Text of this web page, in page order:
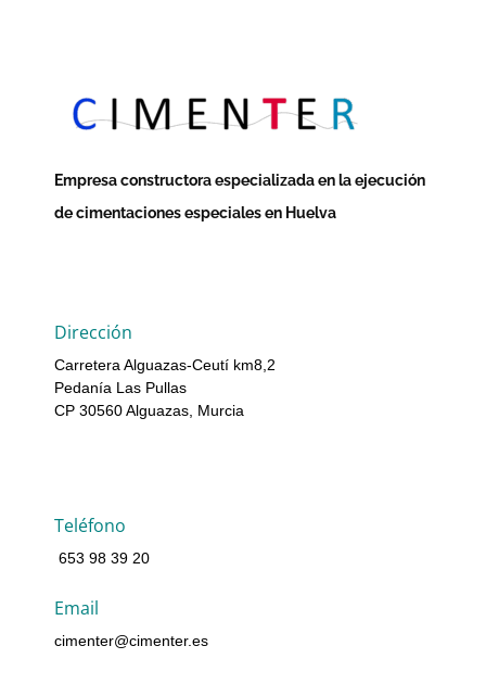
Empresa constructora especializada en la ejecución
de cimentaciones especiales en Huelva
Dirección
Carretera Alguazas-Ceutí km8,2
Pedanía Las Pullas
CP 30560 Alguazas, Murcia
Teléfono
653 98 39 20
Email
cimenter@cimenter.es